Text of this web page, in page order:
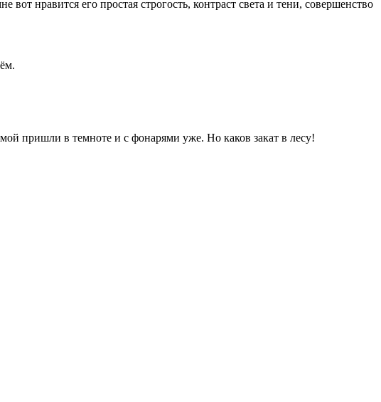
нравится его простая строгость, контраст света и тени, совершенство
пришли в темноте и с фонарями уже. Но каков закат в лесу!